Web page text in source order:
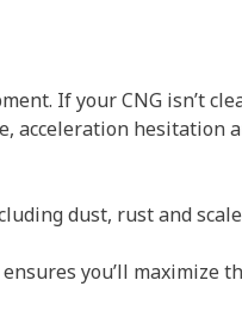
If your CNG isn’t
acceleration hesitation
dust, rust and
you’ll maximize